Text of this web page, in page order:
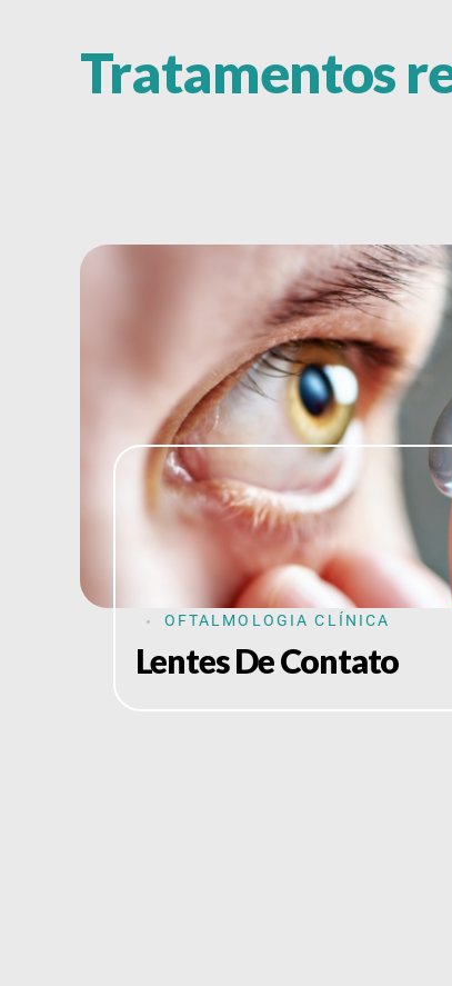
Tratamentos
Lentes De Contato
OFTALMOLOGIA CLÍNICA